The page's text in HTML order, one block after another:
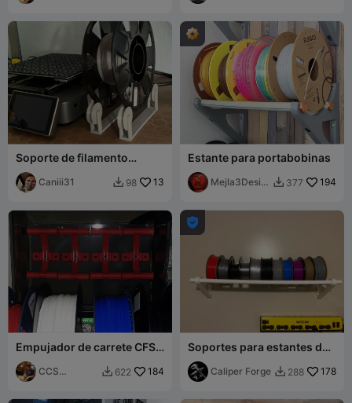
Soporte de filamento
Soporte de bobina 1kg
300gr 250gr
Caniii31  98 13
Estante para portabobinas
Mejla3Desig
 377 194
Empujador de carrete CFS -
NUEVOS BRAZOS
CCS
s
 622 184

Soportes para estantes de
almacenamiento de
filamentos
Caliper Forge  288 178